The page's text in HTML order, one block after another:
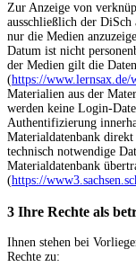
Zur Anzeige von
ausschließlich der
nur die Medien
Datum ist nicht
der Medien gilt die
(https://www.lernsax.de/
Materialien aus der
werden keine Login-
Authentifizierung
Materialdatenbank
technisch notwendige
Materialdatenbank
(https://
3 Ihre Rechte als
Ihnen stehen bei
Rechte zu: